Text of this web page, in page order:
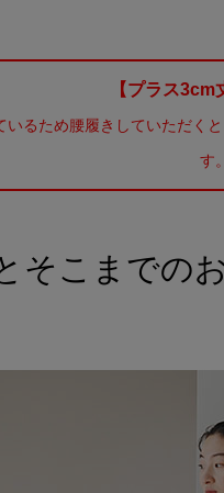
【プラス3cm
いるため腰履きしていただく
す。
そこまでの